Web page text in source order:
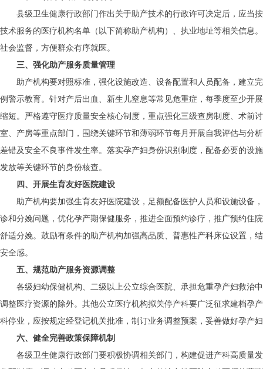
县级卫生健康行政部门作出关于助产技术的行政许可决定后，应当
技术服务的医疗机构名单（以下简称助产机构）、执业地址等相关信息
社会监督，方便群众有序就医。
三、强化助产服务质量管理
助产机构要对照标准，强化设施改造、设备配置和人员配备，建立
例警示教育。针对产后出血、新生儿窒息等常见危重症，每季度至少开
缩短。严格遵守医疗质量安全核心制度，重点强化三级查房制度、术前
室、产房等重点部门，围绕关键环节和薄弱环节每月开展自我评估与分
差错及安全不良事件发生率。落实孕产妇身份识别制度，配备必要的设
发放等关键环节的身份核查。
四、开展生育友好医院建设
助产机构要加强生育友好医院建设，足额配备医护人员和设施设备
诊和分娩问题，优化孕产期保健服务，推进全面预约诊疗，推广预约住
舒适分娩。鼓励有条件的助产机构加强高品质、普惠性产科床位设置，
安全感。
五、规范助产服务资源调整
各级妇幼保健机构、二级以上公立综合医院、承担危重孕产妇救治
调整医疗资源的除外。其他公立医疗机构拟关停产科要广泛征求建档孕
科停业，应按规定经登记机关批准，制订业务调整预案，妥善做好孕产
六、健全完善政策保障机制
各级卫生健康行政部门要积极协调相关部门，构建促进产科高质量